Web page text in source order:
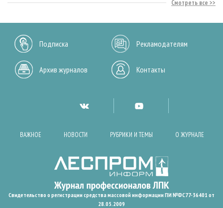
Смотреть все
Подписка Рекламодателям
Архив журналов Контакты
ВАЖНОЕ НОВОСТИ РУБРИКИ И ТЕМЫ О ЖУРНАЛЕ
Свидетельство о регистрации средства массовой информации ПИ №ФС77-36401 от
28.05.2009